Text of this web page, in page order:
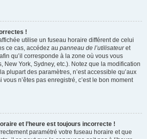
!
utilise un fuseau horaire différent de celui
ce cas, accédez au panneau de l’utilisateuret
qu’il corresponde à la zone où vous vous
New York, Sydney, etc.). Notez que la modification
plupart des paramètres, n’est accessible qu’aux
n’êtes pas enregistré, c’est le bon moment
et l’heure est toujours incorrecte !
paramétré votre fuseau horaire et que